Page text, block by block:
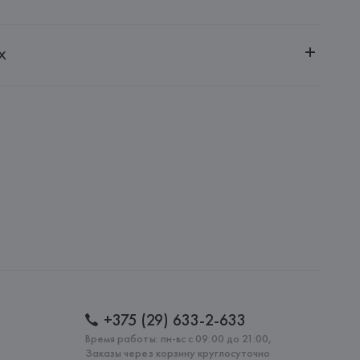
г. Минск, ул. Рафиева, д. 64, помещение 2-27
+375 (29) 633-2-633
Время работы: пн-вс с 09:00 до 21:00,
Заказы через корзину круглосуточно